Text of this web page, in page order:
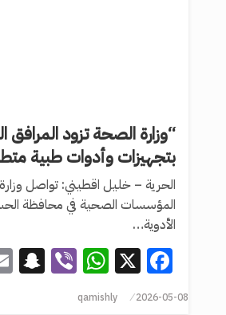
“وزارة الصحة تزود
بتجهيزات وأدوات طبية
الحرية – خليل اقطيني: تواصل
المؤسسات الصحية في محافظة
الأدوية…
Facebook
X
2026-05-08
qamishly